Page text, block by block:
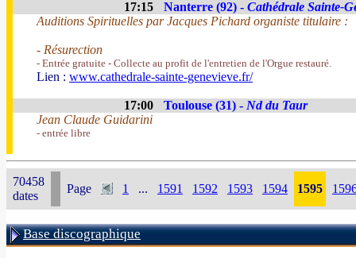
17:15 Nanterre (92) - Cathédrale Sainte-
Auditions Spirituelles par Jacques Pichard organiste titulaire :
- Résurection
- Entrée gratuite - Collecte au profit de l'entretien de l'Orgue restauré.
Lien : www.cathedrale-sainte-genevieve.fr/
17:00 Toulouse (31) - Nd du Taur
Jean Claude Guidarini
- entrée libre
70458
dates
Page 1 ... 1591 1592 1593 1594 1595
Base discographique